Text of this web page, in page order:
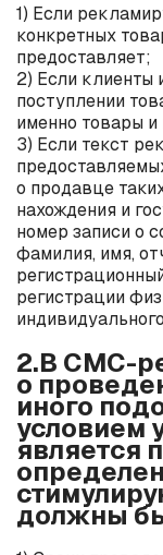
1) Если
конкретных
предоставляет;
2) Если
поступлении
именно товары
3) Если текст
о продавце
нахождения и
номер записи о
фамилия, имя,
регистрации
2.В СМС-
о
иного
условием
является
должны